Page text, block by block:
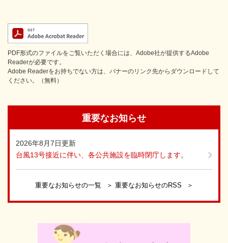
PDF形式のファイルをご覧いただく場合には、Adobe社が提供するAdobe
Readerが必要です。
Adobe Readerをお持ちでない方は、バナーのリンク先からダウンロードして
ください。（無料）
重要なお知らせ
2026年8月7日更新
台風13号接近に伴い、各公共施設を臨時閉庁します。
重要なお知らせの一覧 重要なお知らせのRSS